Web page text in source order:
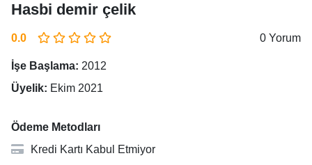
Hasbi demir çelik
0.0 0 Yorum
İşe Başlama: 2012
Üyelik: Ekim 2021
Ödeme Metodları
Kredi Kartı Kabul Etmiyor